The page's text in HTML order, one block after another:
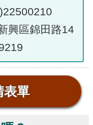
興區錦田路14
表單